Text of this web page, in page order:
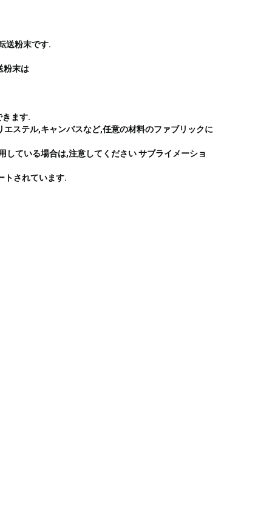
送粉末です.
粉末は
ます.
ステル,キャンバスなど,任意の材料のファブリックに
ている場合は,注意してください サブライメーショ
トされています.